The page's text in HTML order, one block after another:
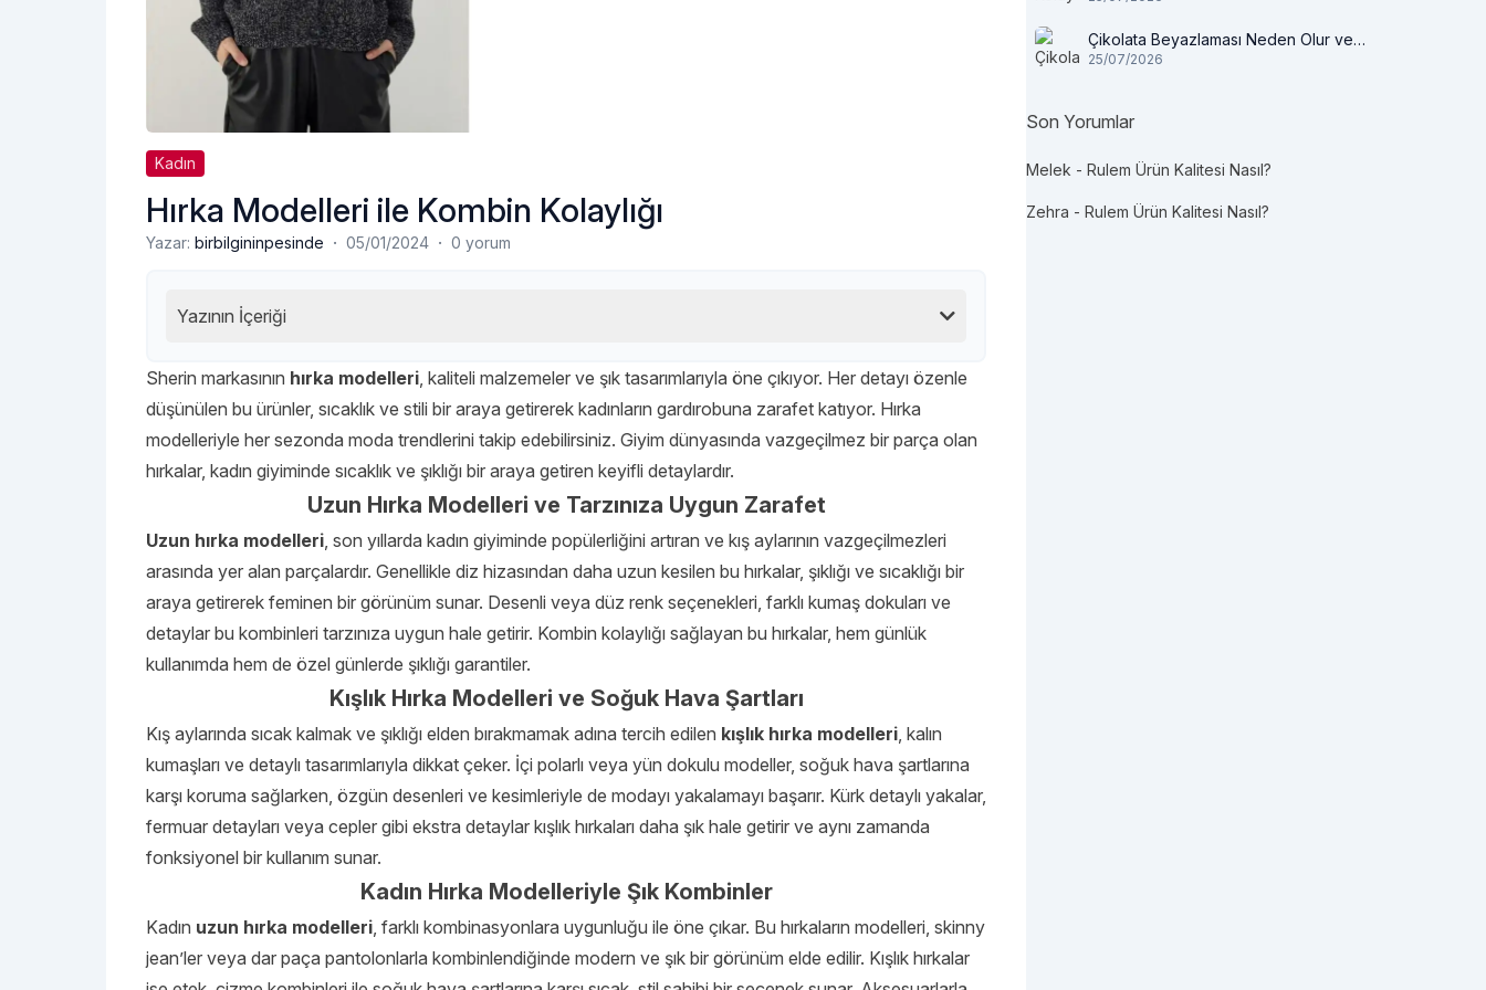
Kadın
Hırka Modelleri ile Kombin Kolaylığı
Yazar: birbilgininpesinde · 05/01/2024 · 0 yorum
Yazının İçeriği
Sherin markasının hırka modelleri, kaliteli malzemeler ve şık tasarımlarıyla öne çıkıyor. Her detayı özenle
düşünülen bu ürünler, sıcaklık ve stili bir araya getirerek kadınların gardırobuna zarafet katıyor. Hırka
modelleriyle her sezonda moda trendlerini takip edebilirsiniz. Giyim dünyasında vazgeçilmez bir parça olan
hırkalar, kadın giyiminde sıcaklık ve şıklığı bir araya getiren keyifli detaylardır.
Uzun Hırka Modelleri ve Tarzınıza Uygun Zarafet
Uzun hırka modelleri, son yıllarda kadın giyiminde popülerliğini artıran ve kış aylarının vazgeçilmezleri
arasında yer alan parçalardır. Genellikle diz hizasından daha uzun kesilen bu hırkalar, şıklığı ve sıcaklığı bir
araya getirerek feminen bir görünüm sunar. Desenli veya düz renk seçenekleri, farklı kumaş dokuları ve
detaylar bu kombinleri tarzınıza uygun hale getirir. Kombin kolaylığı sağlayan bu hırkalar, hem günlük
kullanımda hem de özel günlerde şıklığı garantiler.
Kışlık Hırka Modelleri ve Soğuk Hava Şartları
Kış aylarında sıcak kalmak ve şıklığı elden bırakmamak adına tercih edilen kışlık hırka modelleri, kalın
kumaşları ve detaylı tasarımlarıyla dikkat çeker. İçi polarlı veya yün dokulu modeller, soğuk hava şartlarına
karşı koruma sağlarken, özgün desenleri ve kesimleriyle de modayı yakalamayı başarır. Kürk detaylı yakalar,
fermuar detayları veya cepler gibi ekstra detaylar kışlık hırkaları daha şık hale getirir ve aynı zamanda
fonksiyonel bir kullanım sunar.
Kadın Hırka Modelleriyle Şık Kombinler
Kadın uzun hırka modelleri, farklı kombinasyonlara uygunluğu ile öne çıkar. Bu hırkaların modelleri, skinny
jean’ler veya dar paça pantolonlarla kombinlendiğinde modern ve şık bir görünüm elde edilir. Kışlık hırkalar
Çikolata Beyazlaması Neden Olur ve
Tüketilir mi?
25/07/2026
Son Yorumlar
Melek - Rulem Ürün Kalitesi Nasıl?
Zehra - Rulem Ürün Kalitesi Nasıl?